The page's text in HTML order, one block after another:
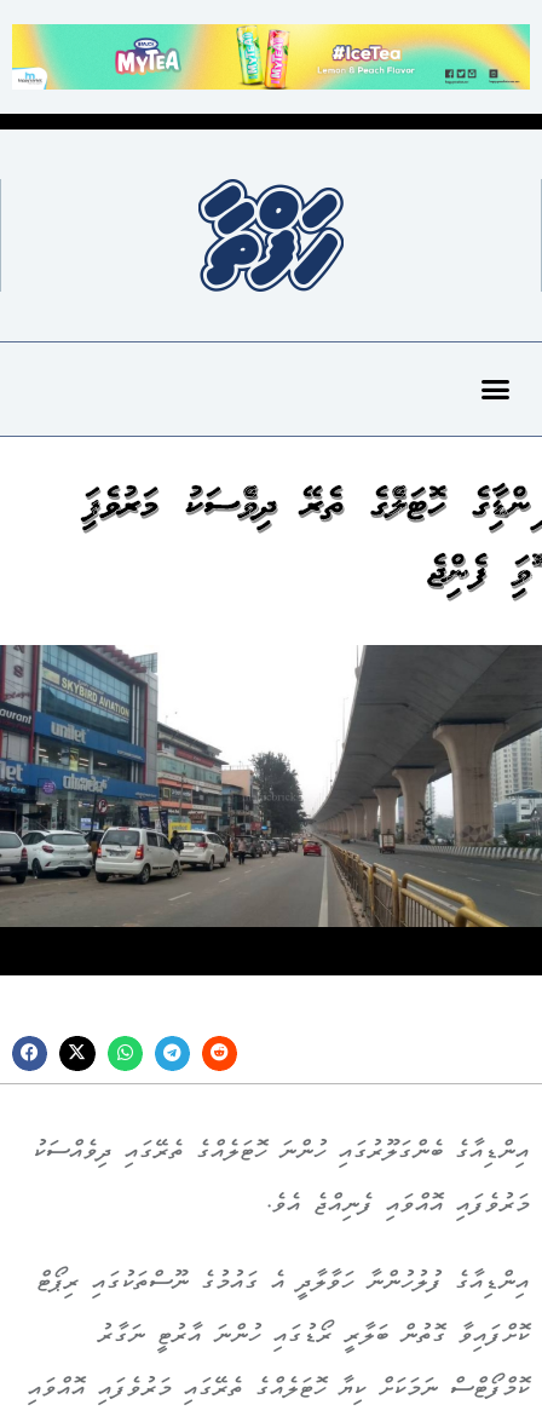
އިންޑިއާގެ ހޮޓަލެއްގެ ތެރޭ ދިވެއްސަކު މަރުވެފައި
އޮއްވައި ފެނިއްޖެ
އިންޑިއާގެ ބެންގަލޫރުގައި ހުންނަ ހޮޓަލެއްގެ ތެރޭގައި ދިވެއްސަކު
މަރުވެފައި އޮއްވައި ފެނިއްޖެ އެވެ.
އިންޑިއާގެ ފުލުހުންނާ ހަވާލާދީ އެ ގައުމުގެ ނޫސްތަކުގައި ރިޕޯޓް
ކޮށްފައިވާ ގޮތުން ބަލާރީ ރޯޑުގައި ހުންނަ އާރުޓީ ނަގާރު
ކޮމްފޯޓްސް ނަމަކަށް ކިޔާ ހޮޓަލެއްގެ ތެރޭގައި މަރުވެފައި އޮއްވައި